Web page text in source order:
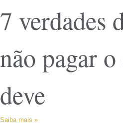
7 verdades
não pagar
deve
Saiba mais »